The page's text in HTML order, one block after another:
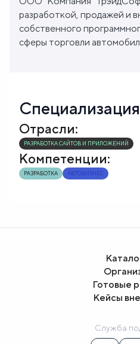
разработкой, продажей и
собственного
сферы торговли
Специализация
Отрасли:
РАЗРАБОТКА САЙТОВ И ПРИЛОЖЕНИЙ
Компетенции:
РАЗРАБОТКА АВТОБИЗНЕС
Готовые
Кейсы
Служба